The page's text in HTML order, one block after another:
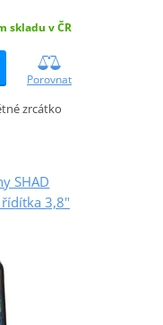
skladu v ČR
Porovnat
zrcátko
SHAD
3,8"